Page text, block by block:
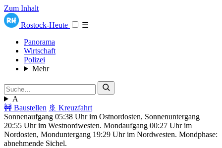
Zum Inhalt
Rostock-Heute
☰
Panorama
Wirtschaft
Polizei
Mehr
A
🚧 Baustellen 🚢 Kreuzfahrt
Sonnenaufgang 05:38 Uhr im Ostnordosten, Sonnenuntergang
20:55 Uhr im Westnordwesten. Mondaufgang 00:27 Uhr im
Nordosten, Monduntergang 19:29 Uhr im Nordwesten. Mondphase:
abnehmende Sichel.